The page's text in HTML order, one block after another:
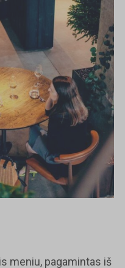
meniu, pagamintas iš